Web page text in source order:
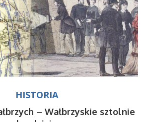
HISTORIA
– Wałbrzyskie sztolnie